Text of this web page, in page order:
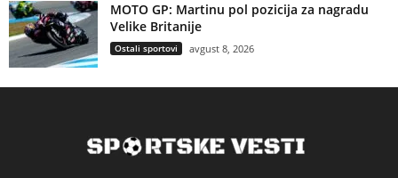
MOTO GP: Martinu pol pozicija za nagradu
Velike Britanije
Ostali sportovi avgust 8, 2026